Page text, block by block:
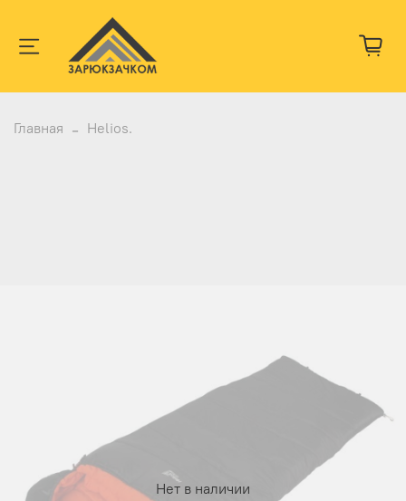
Главная Helios.
Нет в наличии